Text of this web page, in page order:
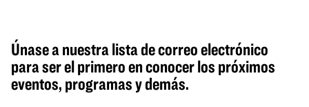
Únase a nuestra lista de correo electrónico
para ser el primero en conocer los próximos
eventos, programas y demás.